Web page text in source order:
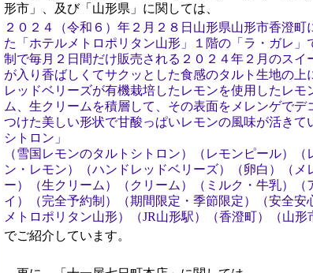
形市」、及び「山形県」に関しては、
２０２４（令和６）年２月２８日山形県山形市香澄町
た「ホテルメトロポリタン山形」１階の「ラ・ガレ」
制で毎月２日間だけ販売される２０２４年２月のスイ
が入り香ばしくてサクッとした食感のタルト生地の上
レッドベリーズが有機栽培したレモンを使用したレモ
ム、生クリームを積層して、その表面をメレンゲでデ
つけた美しい形状で甘酸っぱいレモンの風味が活きて
シトロン」
（雪国レモンのタルトシトロン）（レモンピール）（
ン・レモン）（ハンドレッドベリーズ）（卵白）（メ
ー）（生クリーム）（クリーム）（ミルク・牛乳）（
イ）（完全予約制）（期間限定・季節限定）（安全安
メトロポリタン山形）（JR山形駅）（香澄町）（山形
でご紹介しています。